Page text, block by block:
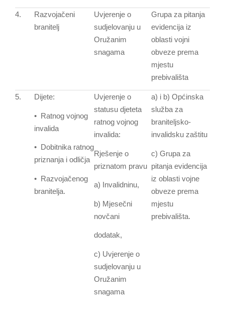
4.
Razvojačeni
branitelj
Uvjerenje o
sudjelovanju u
Oružanim
snagama
Grupa za pitanja
evidencija iz
oblasti vojni
obveze prema
mjestu
prebivališta
5. Dijete:
• Ratnog vojnog
invalida
• Dobitnika ratnog
priznanja i odličja
• Razvojačenog
branitelja.
Uvjerenje o
statusu djeteta
ratnog vojnog
invalida:
Rješenje o
priznatom pravu
a) Invalidninu,
b) Mjesečni
novčani
dodatak,
c) Uvjerenje o
sudjelovanju u
Oružanim
snagama
a) i b) Općinska
služba za
braniteljsko-
invalidsku zaštitu
c) Grupa za
pitanja evidencija
iz oblasti vojne
obveze prema
mjestu
prebivališta.